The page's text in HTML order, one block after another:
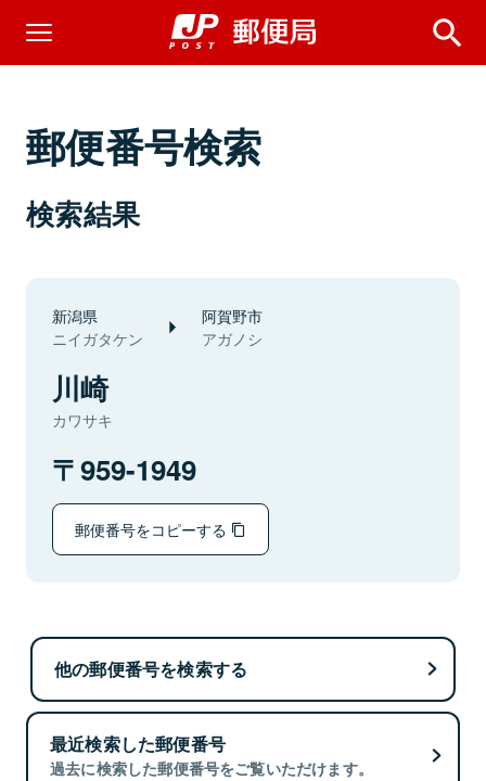
郵便番号検索
検索結果
新潟県
ニイガタケン
阿賀野市
アガノシ
川崎
カワサキ
959-1949
郵便番号をコピーする
他の郵便番号を検索する
最近検索した郵便番号
過去に検索した郵便番号をご覧いただけます。